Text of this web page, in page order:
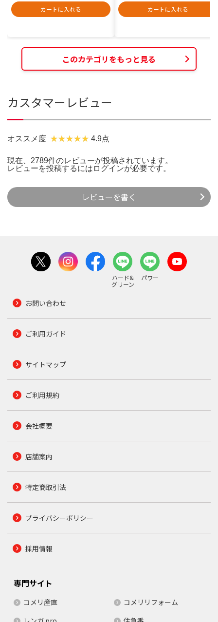
カートに入れる
カートに入れる
このカテゴリをもっと見る
カスタマーレビュー
オススメ度 4.9点
現在、2789件のレビューが投稿されています。
レビューを投稿するには ログインが必要です。
レビューを書く
ハード&
グリーン
パワー
お問い合わせ
ご利用ガイド
サイトマップ
ご利用規約
会社概要
店舗案内
特定商取引法
プライバシーポリシー
採用情報
専門サイト
コメリ産直
コメリリフォーム